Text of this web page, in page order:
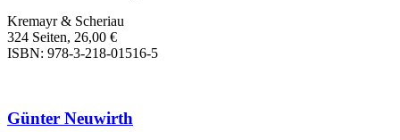
Kremayr & Scheriau
324 Seiten, 26,00 €
ISBN: 978-3-218-01516-5
Günter Neuwirth